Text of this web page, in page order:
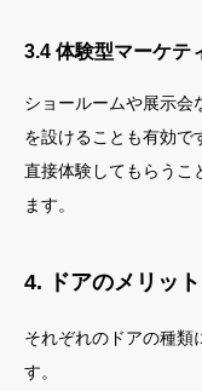
3.4 体験型マーケテ
ショールームや展示会
を設けることも有効で
直接体験してもらうこ
ます。
4. ドアのメリッ
それぞれのドアの種類
す。